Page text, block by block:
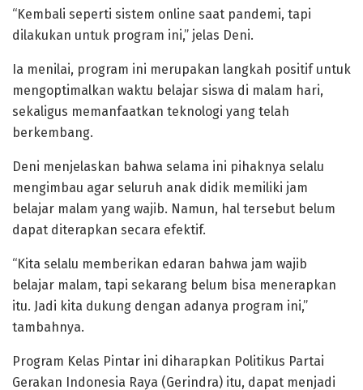
“Kembali seperti sistem online saat pandemi, tapi
dilakukan untuk program ini,” jelas Deni.
Ia menilai, program ini merupakan langkah positif untuk
mengoptimalkan waktu belajar siswa di malam hari,
sekaligus memanfaatkan teknologi yang telah
berkembang.
Deni menjelaskan bahwa selama ini pihaknya selalu
mengimbau agar seluruh anak didik memiliki jam
belajar malam yang wajib. Namun, hal tersebut belum
dapat diterapkan secara efektif.
“Kita selalu memberikan edaran bahwa jam wajib
belajar malam, tapi sekarang belum bisa menerapkan
itu. Jadi kita dukung dengan adanya program ini,”
tambahnya.
Program Kelas Pintar ini diharapkan Politikus Partai
Gerakan Indonesia Raya (Gerindra) itu, dapat menjadi